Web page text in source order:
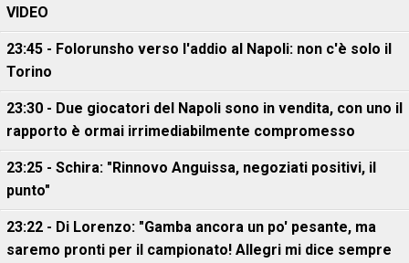
VIDEO
23:45 - Folorunsho verso l'addio al Napoli: non c'è solo il
Torino
23:30 - Due giocatori del Napoli sono in vendita, con uno il
rapporto è ormai irrimediabilmente compromesso
23:25 - Schira: "Rinnovo Anguissa, negoziati positivi, il
punto"
23:22 - Di Lorenzo: "Gamba ancora un po' pesante, ma
saremo pronti per il campionato! Allegri mi dice sempre